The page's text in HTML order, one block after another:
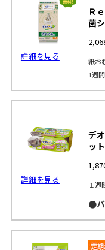
詳細を見る
Ｒ
菌
紙お
1週
詳細を見る
デ
ッ
１週
●バ